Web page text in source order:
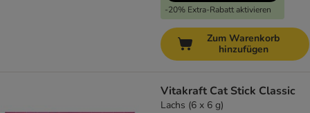
-20% Extra-Rabatt aktivieren
Zum Warenkorb
hinzufügen
Vitakraft Cat Stick Classic
Lachs (6 x 6 g)